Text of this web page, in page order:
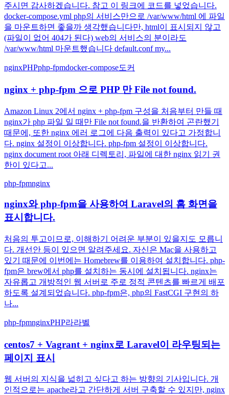
주시면 감사하겠습니다. 참고 이 링크에 코드를 넣었습니다.
docker-compose.yml php의 서비스만으로 /var/www/html 에 파일
을 마운트하면 좋을까 생각했습니다만, html이 표시되지 않고
(파일이 없어 404가 된다) web의 서비스의 분이라도
/var/www/html 마운트했습니다 default.conf my...
nginxPHPphp-fpmdocker-compose도커
nginx + php-fpm 으로 PHP 만 File not found.
Amazon Linux 2에서 nginx + php-fpm 구성을 처음부터 만들 때
nginx가 php 파일 일 때만 File not found.을 반환하여 곤란했기
때문에, 또한 nginx 에러 로그에 다음 출력이 있다고 가정합니
다. nginx 설정이 이상합니다. php-fpm 설정이 이상합니다.
nginx document root 아래 디렉토리, 파일에 대한 nginx 읽기 권
한이 있다고...
php-fpmnginx
nginx와 php-fpm을 사용하여 Laravel의 홈 화면을
표시합니다.
처음의 투고이므로, 이해하기 어려운 부분이 있을지도 모릅니
다. 개선안 등이 있으면 알려주세요. 자신은 Mac을 사용하고
있기 때문에 이번에는 Homebrew를 이용하여 설치합니다. php-
fpm은 brew에서 php를 설치하는 동시에 설치됩니다. nginx는
자유롭고 개방적인 웹 서버로 주로 정적 콘텐츠를 빠르게 배포
하도록 설계되었습니다. php-fpm은, php의 FastCGI 구현의 하
나...
php-fpmnginxPHP라라벨
centos7 + Vagrant + nginx로 Laravel이 라우팅되는
페이지 표시
웹 서버의 지식을 넓히고 싶다고 하는 방향의 기사입니다. 개
인적으로는 apache라고 간단하게 서버 구축할 수 있지만, nginx